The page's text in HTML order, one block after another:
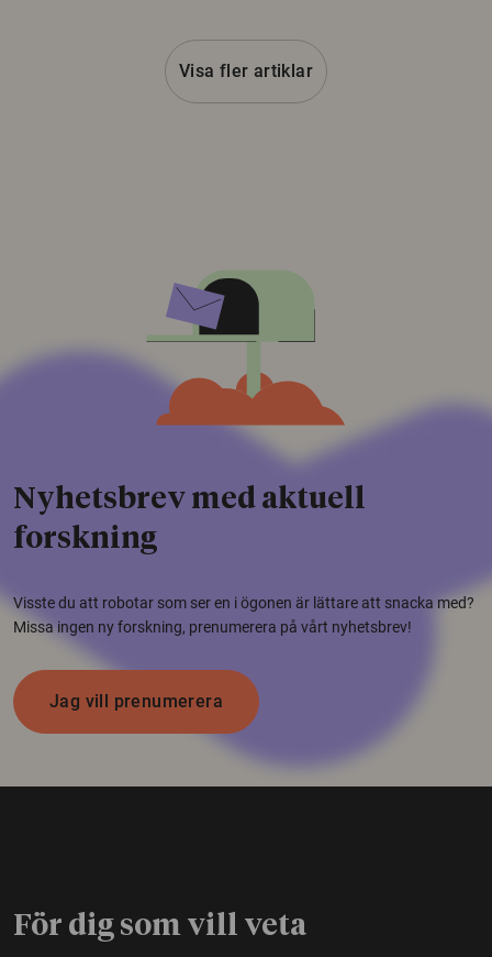
Visa fler artiklar
Nyhetsbrev med aktuell
forskning
Visste du att robotar som ser en i ögonen är lättare att snacka med?
Missa ingen ny forskning, prenumerera på vårt nyhetsbrev!
Jag vill prenumerera
För dig som vill veta